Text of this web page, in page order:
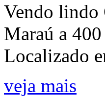
Vendo lindo
Maraú a
Localizado
veja mais